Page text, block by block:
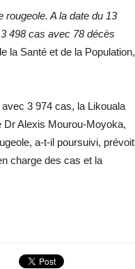
A la date du 13
498 cas avec 78 décès
la Santé et de la Population,
3 974 cas, la Likouala
Dr Alexis Mourou-Moyoka,
a-t-il poursuivi, prévoit
charge des cas et la